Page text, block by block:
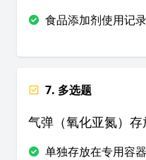
食品添加剂使用记录
7. 多选题
气弹（氧化亚氮）
单独存放在专用容器